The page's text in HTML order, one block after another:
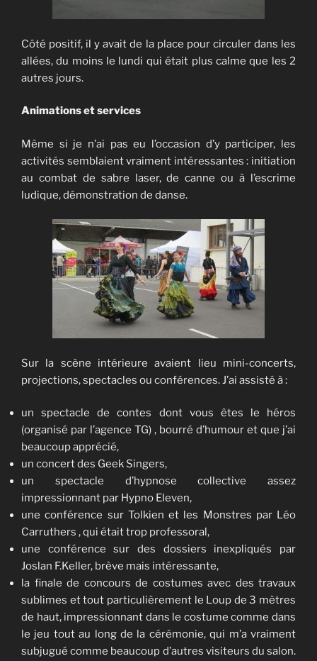
Côté positif, il y avait de la place pour circuler dans les
allées, du moins le lundi qui était plus calme que les 2
autres jours.
Animations et services
Même si je n’ai pas eu l’occasion d’y participer, les
activités semblaient vraiment intéressantes : initiation
au combat de sabre laser, de canne ou à l’escrime
ludique, démonstration de danse.
Sur la scène intérieure avaient lieu mini-concerts,
projections, spectacles ou conférences. J’ai assisté à :
un spectacle de contes dont vous êtes le héros
(organisé par l’agence TG) , bourré d’humour et que j’ai
beaucoup apprécié,
un concert des Geek Singers,
un spectacle d’hypnose collective assez
impressionnant par Hypno Eleven,
une conférence sur Tolkien et les Monstres par Léo
Carruthers , qui était trop professoral,
une conférence sur des dossiers inexpliqués par
Joslan F.Keller, brève mais intéressante,
la finale de concours de costumes avec des travaux
sublimes et tout particulièrement le Loup de 3 mètres
de haut, impressionnant dans le costume comme dans
le jeu tout au long de la cérémonie, qui m’a vraiment
subjugué comme beaucoup d’autres visiteurs du salon.